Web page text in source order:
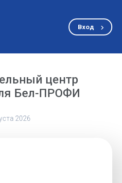
Вход
центр
Бел-ПРОФИ
2026